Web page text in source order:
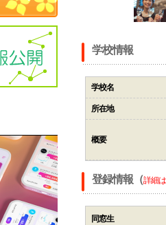
学校情報
学校名
所在地
概要
登録情報（詳細
同窓生